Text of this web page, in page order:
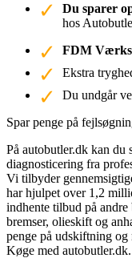
Du sparer
hos
FDM
Ekstra
Du undgår
Spar penge på
På autobutler.dk kan
diagnosticering fra
Vi tilbyder
har hjulpet over 1,2
indhente tilbud på
bremser, olieskift og
penge på udskiftning
Køge med autobutler.dk.